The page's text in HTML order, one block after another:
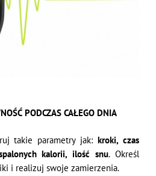
PODCZAS CAŁEGO DNIA
takie parametry jak: kroki, czas
kalorii, ilość snu. Określ
i realizuj swoje zamierzenia.